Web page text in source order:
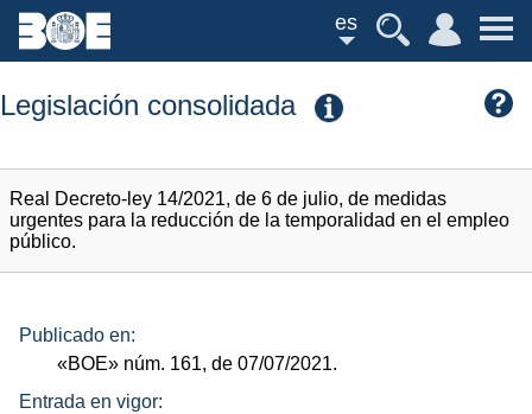
es
Legislación consolidada
Real Decreto-ley 14/2021, de 6 de julio, de medidas
urgentes para la reducción de la temporalidad en el empleo
público.
Publicado en:
«BOE» núm. 161, de 07/07/2021.
Entrada en vigor: